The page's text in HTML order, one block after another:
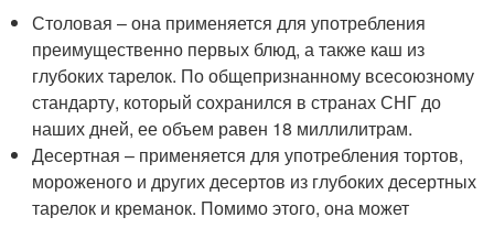
Столовая – она применяется для употребления
преимущественно первых блюд, а также каш из
глубоких тарелок. По общепризнанному всесоюзному
стандарту, который сохранился в странах СНГ до
наших дней, ее объем равен 18 миллилитрам.
Десертная – применяется для употребления тортов,
мороженого и других десертов из глубоких десертных
тарелок и креманок. Помимо этого, она может